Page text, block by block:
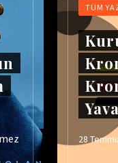
TÜM
28